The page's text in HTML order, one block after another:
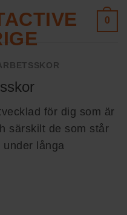
0
för dig som är
särskilt de som står
under långa